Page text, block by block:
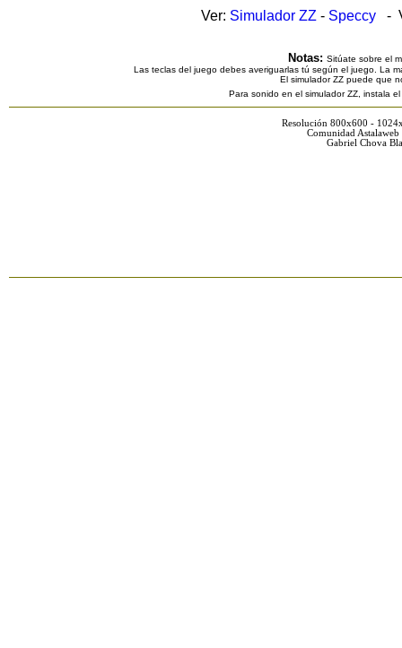
Ver: Simulador ZZ - Speccy -
Notas: Sitúate sobre el
Las teclas del juego debes averiguarlas tú según el juego. La
El simulador ZZ puede que
Para sonido en el simulador ZZ, instala
Resolución 800x600 -
Comunidad
Gabriel Chova